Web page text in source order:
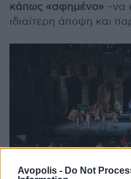
Avopolis - Do Not
κάπως «αφημένο» –να
ιδιαίτερη άποψη και